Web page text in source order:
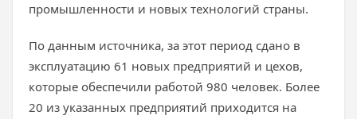
промышленности и новых технологий страны.
По данным источника, за этот период сдано в
эксплуатацию 61 новых предприятий и цехов,
которые обеспечили работой 980 человек. Более
20 из указанных предприятий приходится на